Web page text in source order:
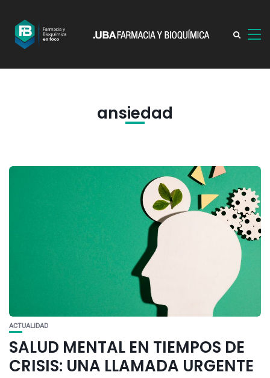
ansiedad
ACTUALIDAD
SALUD MENTAL EN TIEMPOS DE
CRISIS: UNA LLAMADA URGENTE